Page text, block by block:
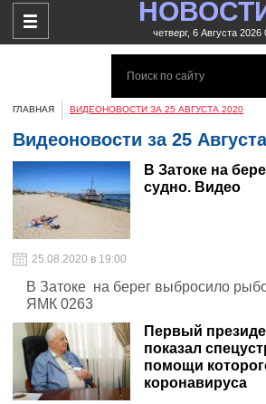
четверг, 6 Августа 2026
ГЛАВНАЯ ВИДЕОНОВОСТИ ЗА 25 АВГУСТА 2020
Видеоновости за 25
В Затоке на
судно. Видео
25.08.2020 в 19:00
В Затоке на берег выбросило
ЯМК 0263
Первый
показал
помощи
коронавируса